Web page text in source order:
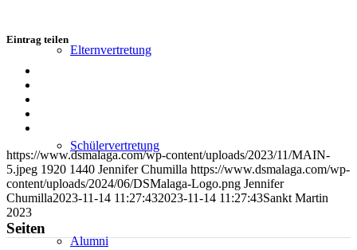
Elternvertretung
Schülervertretung
Alumni
Eintrag teilen
LinkedIn
Mail
teilen
https://www.dsmalaga.com/wp-content/uploads/2023/11/MAIN-
5.jpeg 1920 1440 Jennifer Chumilla https://www.dsmalaga.com/wp-
content/uploads/2024/06/DSMalaga-Logo.png Jennifer
Chumilla2023-11-14 11:27:432023-11-14 11:27:43Sankt Martin
2023
Seiten